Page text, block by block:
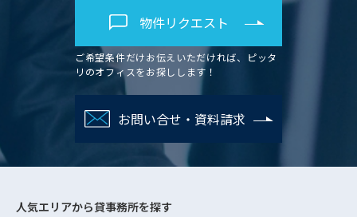
物件リクエスト
ご希望条件だけお伝えいただければ、ピッタ
リのオフィスをお探しします！
お問い合せ・資料請求
人気エリアから貸事務所を探す